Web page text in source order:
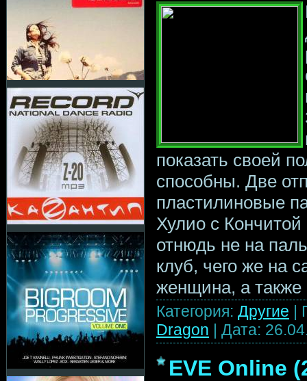
показать своей
способны. Две
пластилиновые
Хулио с
отнюдь не на
клуб, чего же на
женщина, а
Категория: Другие |
Dragon | Дата:
EVE Online